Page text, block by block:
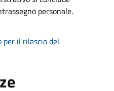
personale.
per il rilascio del